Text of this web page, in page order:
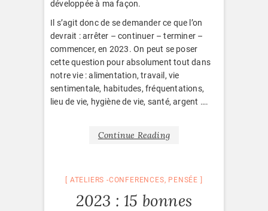
développée à ma façon.
Il s’agit donc de se demander ce que l’on
devrait : arrêter – continuer – terminer –
commencer, en 2023. On peut se poser
cette question pour absolument tout dans
notre vie : alimentation, travail, vie
sentimentale, habitudes, fréquentations,
lieu de vie, hygiène de vie, santé, argent ….
Continue Reading
ATELIERS -CONFERENCES, PENSÉE
2023 : 15 bonnes